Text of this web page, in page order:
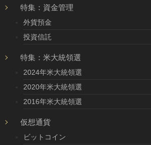
特集：資金管理
外貨預金
投資信託
特集：米大統領選
2024年米大統領選
2020年米大統領選
2016年米大統領選
仮想通貨
ビットコイン